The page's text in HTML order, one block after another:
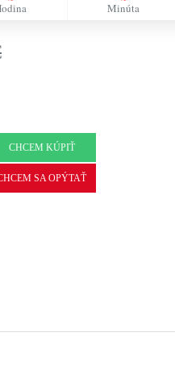
Minúta
CHCEM KÚPIŤ
SA OPÝTAŤ